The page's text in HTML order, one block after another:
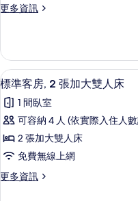
所
片
床
的
房,
張
加
大
雙
人
床
的
所
更多資訊
更
客
房,
1
加
大
人
床
詳
顯
示
標
準
客
2
2
標準客房, 2 張加大雙人床
1 間臥室
可容納 4 人 (依實際入住人
2 張加大雙人床
免費無線上網
更多資訊
更